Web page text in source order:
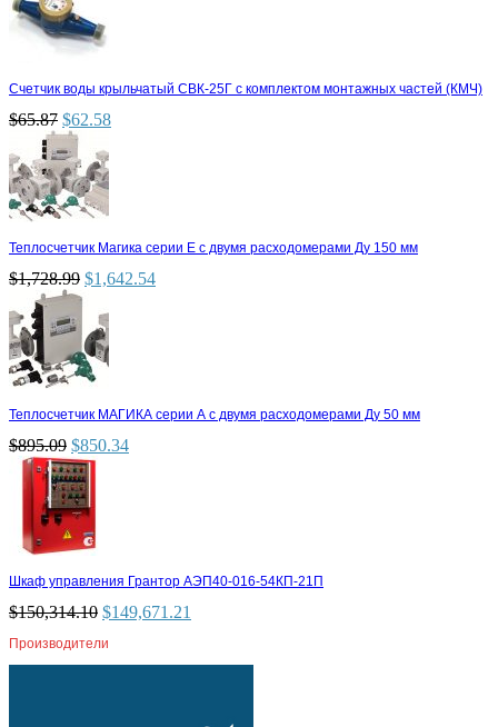
Счетчик воды крыльчатый СВК-25Г с комплектом монтажных частей (КМЧ)
$65.87 $62.58
Теплосчетчик Магика серии Е с двумя расходомерами Ду 150 мм
$1,728.99 $1,642.54
Теплосчетчик МАГИКА серии А с двумя расходомерами Ду 50 мм
$895.09 $850.34
Шкаф управления Грантор АЭП40-016-54КП-21П
$150,314.10 $149,671.21
Производители